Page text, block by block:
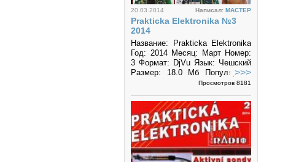
20.03.2014 Написал: MACTEP
Prakticka Elektronika №3
2014
Название: Prakticka Elektronika
Год: 2014 Месяц: Март Номер:
3 Формат: DjVu Язык: Чешский
Размер: 18.0 Мб Популярный
журнал чешских
>>>
Просмотров 8181